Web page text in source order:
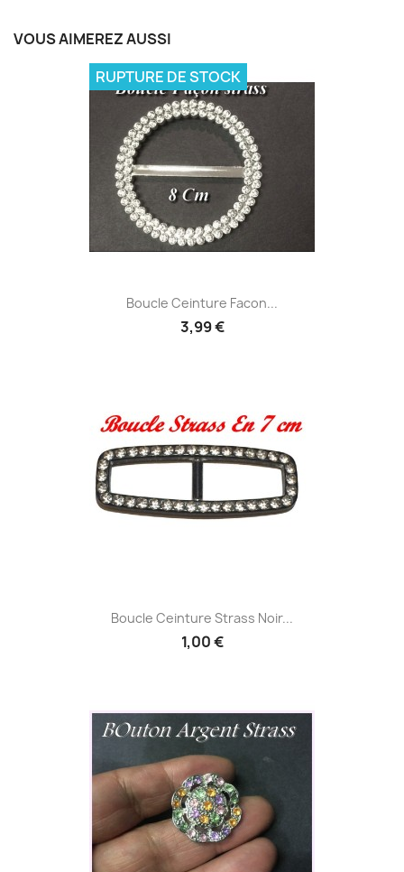
VOUS AIMEREZ AUSSI
Boucle Ceinture Facon...
3,99 €
RUPTURE DE STOCK
Boucle Ceinture Strass Noir...
1,00 €